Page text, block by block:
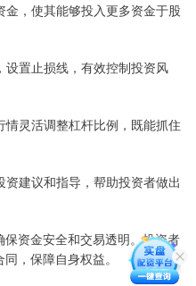
金，使其能够投入更多资金于股
设置止损线，有效控制投资风
灵活调整杠杆比例，既能抓住
建议和指导，帮助投资者做出
资金安全和交易透明。投资者
，保障自身权益。